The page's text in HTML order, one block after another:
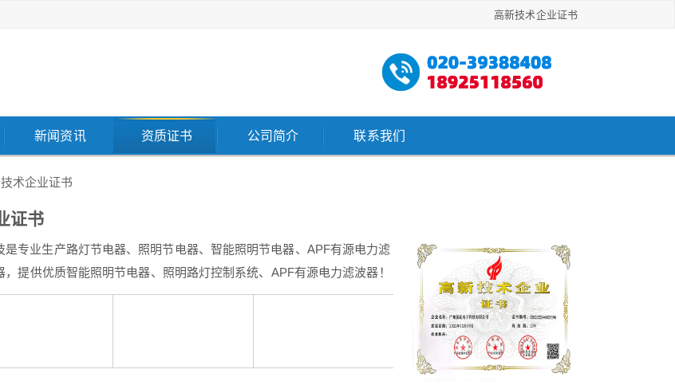
高新技术企业证书
新闻资讯 资质证书 公司简介 联系我们
术企业证书
证书
是专业生产路灯节电器、照明节电器、智能照明节电器、APF有源电力滤
，提供优质智能照明节电器、照明路灯控制系统、APF有源电力滤波器！